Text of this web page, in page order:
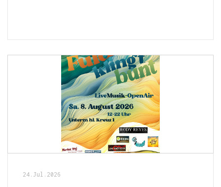
24.Jul.2026